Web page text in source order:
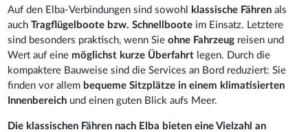
Auf den Elba-Verbindungen sind sowohl klassische Fähren als
auchTragflügelboote bzw. Schnellboote im Einsatz. Letztere
sind besonders praktisch, wenn Sieohne Fahrzeug reisen und
Wert auf eine möglichst kurze Überfahrt legen. Durch die
kompaktere Bauweise sind die Services an Bord reduziert: Sie
finden vor allem bequeme Sitzplätze in einem klimatisierten
Innenbereich und einen guten Blick aufs Meer.
Die klassischen Fähren nach Elba bieten eine Vielzahl an